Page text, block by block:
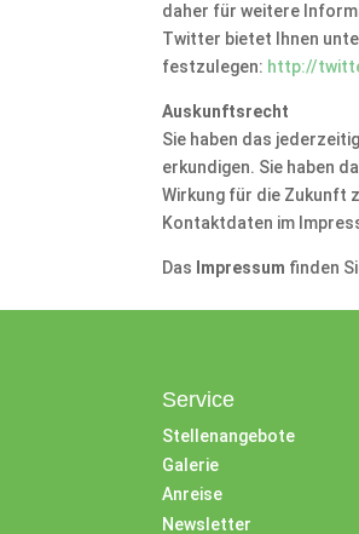
daher für weitere
Twitter bietet Ihnen
festzulegen: http://
Auskunftsrecht
Sie haben das
erkundigen. Sie haben
Wirkung für die Zukunft
Kontaktdaten im
Das Impressum finden
Service
Stellenangebote
Galerie
Anreise
Newsletter